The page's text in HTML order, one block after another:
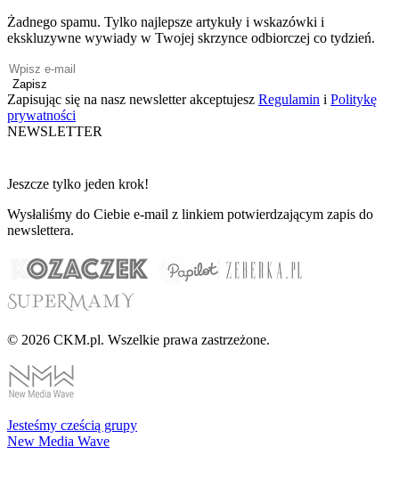
Żadnego spamu. Tylko najlepsze artykuły i wskazówki i
ekskluzywne wywiady w Twojej skrzynce odbiorczej co tydzień.
Zapisz
Zapisując się na nasz newsletter akceptujesz Regulamin i Politykę
prywatności
NEWSLETTER
Jeszcze tylko jeden krok!
Wysłaliśmy do Ciebie e-mail z linkiem potwierdzającym zapis do
newslettera.
© 2026 CKM.pl. Wszelkie prawa zastrzeżone.
Jesteśmy cześcią grupy
New Media Wave